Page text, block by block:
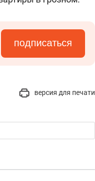
подписаться
версия для печати